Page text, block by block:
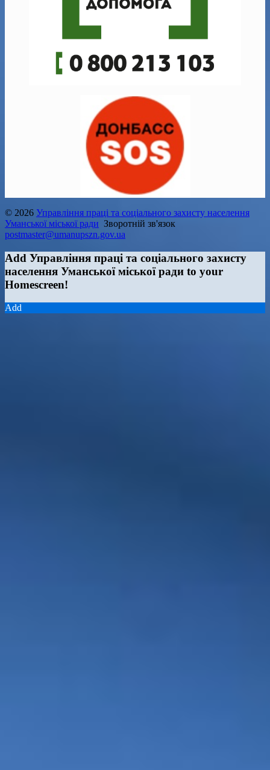
© 2026 Управління праці та соціального захисту населення
Уманської міської ради Зворотній зв'язок
postmaster@umanupszn.gov.ua
Add Управління праці та соціального захисту
населення Уманської міської ради to your
Homescreen!
Add